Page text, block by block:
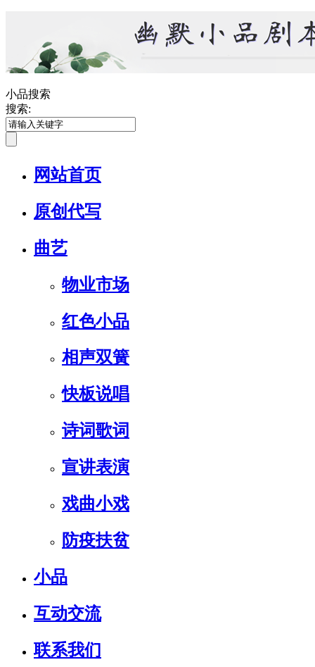
小品搜索
搜索:
网站首页
原创代写
曲艺
物业市场
红色小品
相声双簧
快板说唱
诗词歌词
宣讲表演
戏曲小戏
防疫扶贫
小品
互动交流
联系我们